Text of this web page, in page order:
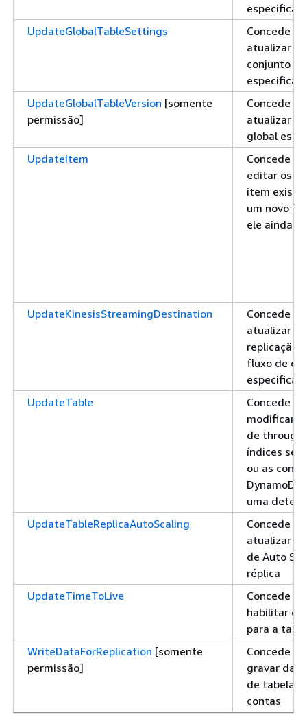
UpdateGlobalTableSettings
Concede
atualizar
conjunto
UpdateGlobalTableVersion [somente
permissão]
Concede
atualizar a
global
UpdateItem
Concede
editar os
item
um novo
ele ainda
UpdateKinesisStreamingDestination
Concede
atualizar
replicação
fluxo de
UpdateTable
Concede
modificar
de
índices
ou as
DynamoDB
uma
UpdateTableReplicaAutoScaling
Concede
atualizar
de Auto
réplica
UpdateTimeToLive
Concede
habilitar
para a
WriteDataForReplication [somente
permissão]
Concede
gravar
de tabela
contas